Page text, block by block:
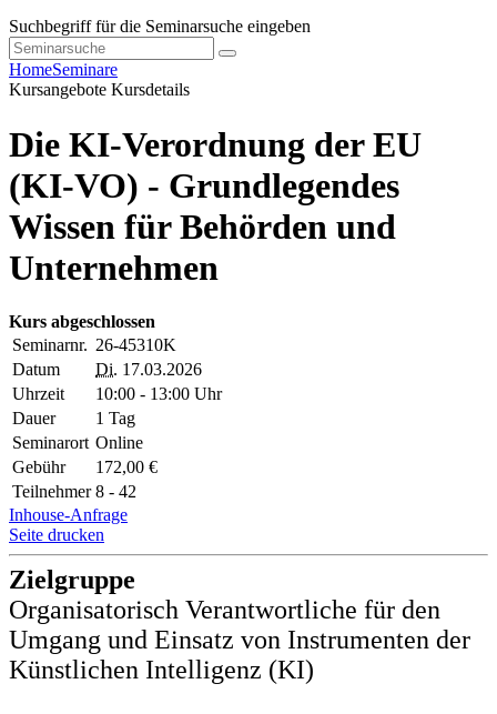
Suchbegriff für die Seminarsuche eingeben
HomeSeminare
Kursangebote Kursdetails
Die KI-Verordnung der EU
(KI-VO) - Grundlegendes
Wissen für Behörden und
Unternehmen
Kurs abgeschlossen
Seminarnr. 26-45310K
Datum
Di. 17.03.2026
Uhrzeit
10:00 - 13:00 Uhr
Dauer
1 Tag
Seminarort Online
Gebühr
172,00 €
Teilnehmer 8 - 42
Inhouse-Anfrage
Seite drucken
Zielgruppe
Organisatorisch Verantwortliche für den
Umgang und Einsatz von Instrumenten der
Künstlichen Intelligenz (KI)